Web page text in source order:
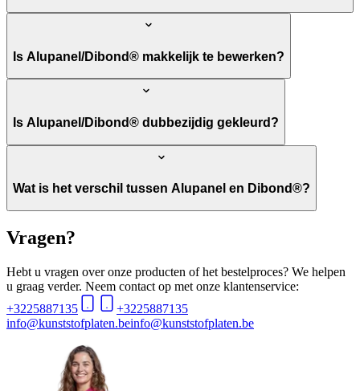
Is Alupanel/Dibond® makkelijk te bewerken?
Is Alupanel/Dibond® dubbezijdig gekleurd?
Wat is het verschil tussen Alupanel en Dibond®?
Vragen?
Hebt u vragen over onze producten of het bestelproces? We helpen
u graag verder. Neem contact op met onze klantenservice:
+3225887135
+3225887135
info@kunststofplaten.beinfo@kunststofplaten.be